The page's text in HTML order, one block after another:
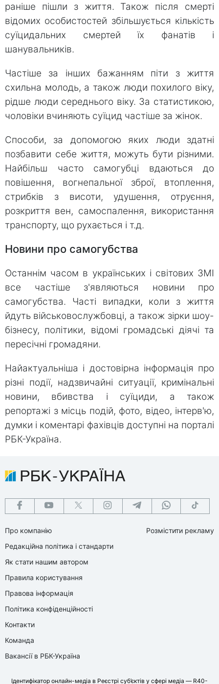
раніше пішли з життя. Також після смерті
відомих особистостей збільшується кількість
суїцидальних смертей їх фанатів і
шанувальників.
Частіше за інших бажанням піти з життя
схильна молодь, а також люди похилого віку,
рідше люди середнього віку. За статистикою,
чоловіки вчиняють суїцид частіше за жінок.
Способи, за допомогою яких люди здатні
позбавити себе життя, можуть бути різними.
Найбільш часто самогубці вдаються до
повішення, вогнепальної зброї, втоплення,
стрибків з висоти, удушення, отруєння,
розкриття вен, самоспалення, використання
транспорту, що рухається і т.д.
Новини про самогубства
Останнім часом в українських і світових ЗМІ
все частіше з'являються новини про
самогубства. Часті випадки, коли з життя
йдуть військовослужбовці, а також зірки шоу-
бізнесу, політики, відомі громадські діячі та
пересічні громадяни.
Найактуальніша і достовірна інформація про
різні події, надзвичайні ситуації, кримінальні
новини, вбивства і суїциди, а також
репортажі з місць подій, фото, відео, інтерв'ю,
думки і коментарі фахівців доступні на порталі
РБК-Україна.
Про компанію
Редакційна політика і стандарти
Як стати нашим автором
Правила користування
Правова інформація
Політика конфіденційності
Контакти
Команда
Вакансії в РБК-Україна
Розмістити рекламу
Ідентифікатор онлайн-медіа в Реєстрі суб’єктів у сфері медіа — R40-